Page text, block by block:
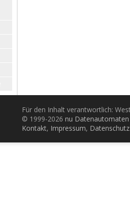
Für den Inhalt verantwortlich:
© 1999-2026 nu
Kontakt, Impressum, Datenschutz